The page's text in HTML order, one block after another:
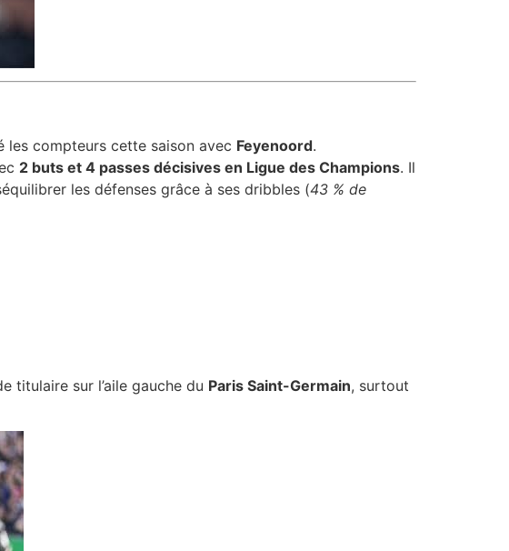
les compteurs cette saison avec Feyenoord.
2 buts et 4 passes décisives en Ligue des Champions. Il
les défenses grâce à ses dribbles (43 % de
titulaire sur l’aile gauche du Paris Saint-Germain, surtout